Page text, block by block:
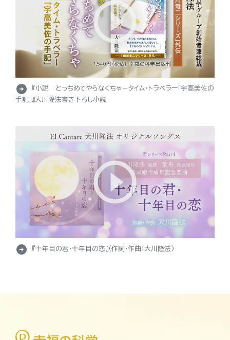
arrow_circle_right
『小説 とっちめてやらなくちゃ－タイム・トラベラー「宇高美佐の
手記」』大川隆法書き下ろし小説
arrow_circle_right 『十年目の君・十年目の恋』（作詞・作曲：大川隆法）